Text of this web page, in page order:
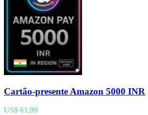
Cartão-presente Amazon 5000 INR
US$ 61,99